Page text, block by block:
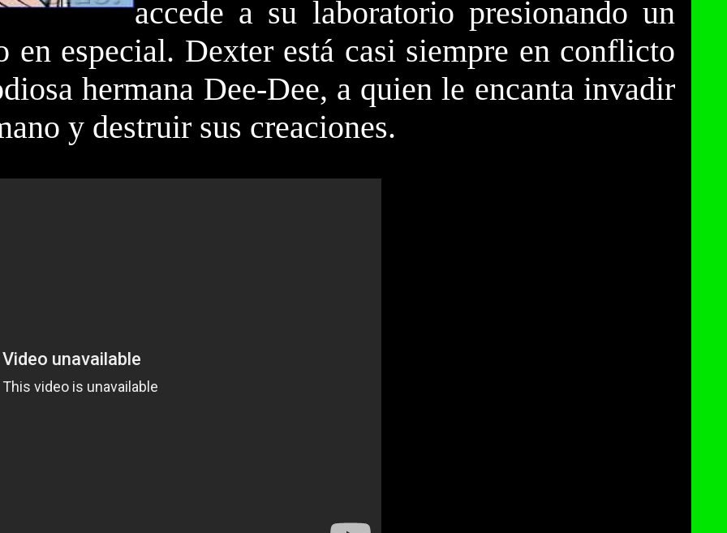
accede a su laboratorio presionando un
especial. Dexter está casi siempre en conflicto
hermana Dee-Dee, a quien le encanta invadir
y destruir sus creaciones.